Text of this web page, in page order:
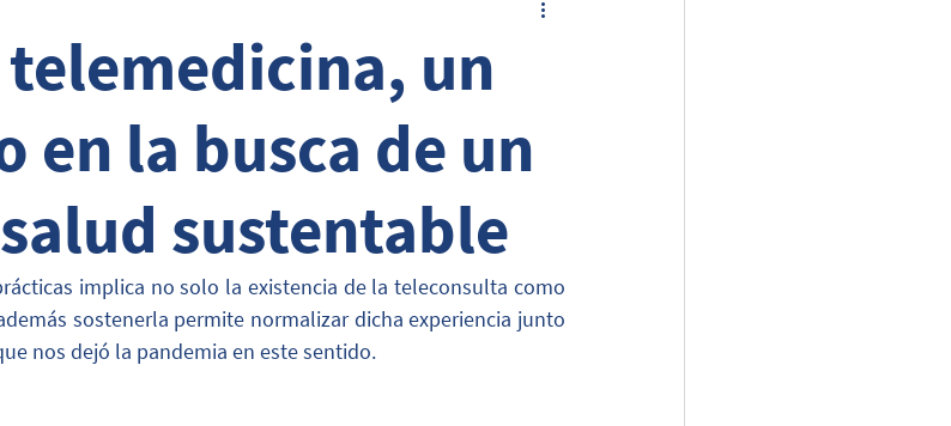
telemedicina, un
en la busca de un
sustentable
implica no solo la existencia de la teleconsulta como
sostenerla permite normalizar dicha experiencia junto
nos dejó la pandemia en este sentido.